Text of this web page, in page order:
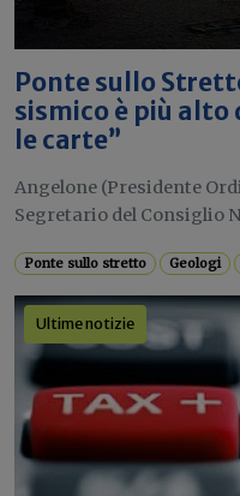
Ponte sullo
sismico è più
le carte”
Angelone (Presidente
Segretario del Consiglio
Ponte sullo stretto Geologi
Ultime notizie